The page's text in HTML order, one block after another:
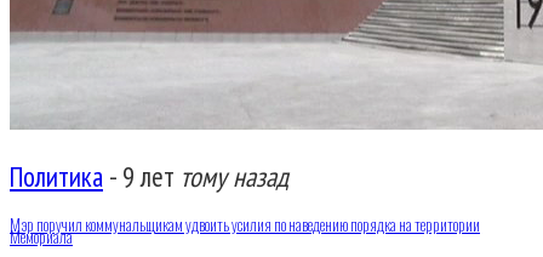
Политика - 9 лет тому назад
Мэр поручил коммунальщикам удвоить усилия по наведению порядка на территории
Мемориала